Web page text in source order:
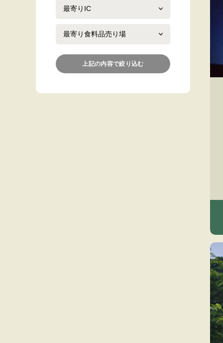
上記の内容で絞り込む